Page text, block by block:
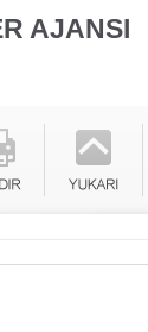
AJANSI